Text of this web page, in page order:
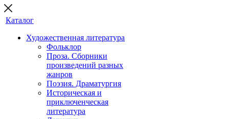
Каталог
Художественная литература
Фольклор
Проза. Сборники
произведений разных
жанров
Поэзия. Драматургия
Историческая и
приключенческая
литература